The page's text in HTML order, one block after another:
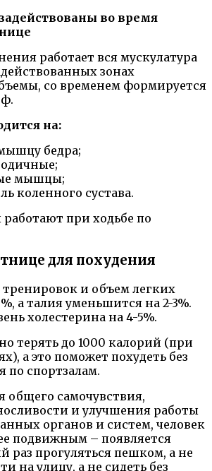
во время
работает вся мускулатура
зонах
со временем формируется
на:
бедра;
мышцы;
коленного сустава.
для похудения
тренировок и объем легких
а талия уменьшится на 2-3%.
холестерина на 4-5%.
терять до 1000 калорий (при
а это поможет похудеть без
по спортзалам.
общего самочувствия,
и улучшения работы
органов и систем, человек
подвижным – появляется
раз прогуляться пешком, а не
на улицу, а не сидеть без